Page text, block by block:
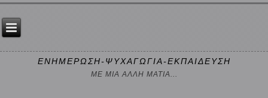
ΕΝΗΜΕΡΩΣΗ-ΨΥΧΑΓΩΓΙΑ-ΕΚΠΑΙΔΕΥΣΗ
ΜΕ ΜΙΑ ΑΛΛΗ ΜΑΤΙΑ...